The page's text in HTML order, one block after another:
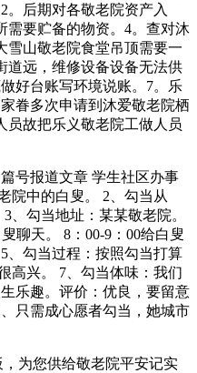
。后期对各敬老院资产入
需要贮备的物资。4。查对沐
雪山敬老院食堂吊顶需要一
道远，维修设备设备无法供
好台账写环境说账。7。乐
眷多次申请到沐爱敬老院栖
员故把乐义敬老院工做人员
报道文章 学生社区办事
院中的白叟。 2、勾当从
、勾当地址：某某敬老院。
聊天。 8：00-9：00给白叟
、勾当过程：按照勾当打算
高兴。 7、勾当体味：我们
乐趣。评价：优良，要留意
只需成心愿者勾当，她城市
为您供给敬老院平安记实